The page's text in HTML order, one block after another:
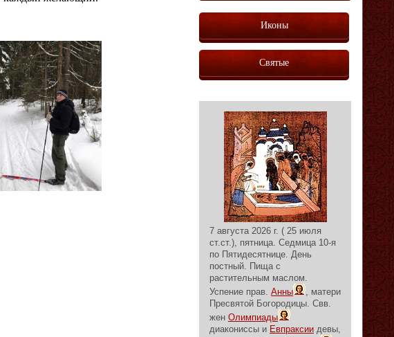
Иконы
Святые
7 августа 2026 г. ( 25 июля
ст.ст.), пятница. Седмица 10-я
по Пятидесятнице. День
постный. Пища с
растительным маслом.
Успение прав. Анны
, матери
Пресвятой Богородицы. Свв.
жен Олимпиады
диакониссы и Евпраксии девы,